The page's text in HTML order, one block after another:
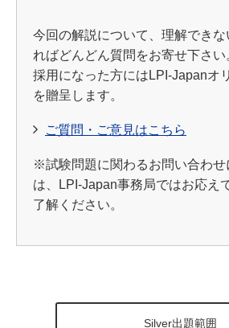
今回の解説について、理解でき
ればどんどん質問をお寄せ下さい
採用になった方にはLPI-Japanオ
を贈呈します。
ご質問・ご意見はこちら
※試験問題に関わるお問い合わせ
は、LPI-Japan事務局ではお応え
了解ください。
Silver出題範囲